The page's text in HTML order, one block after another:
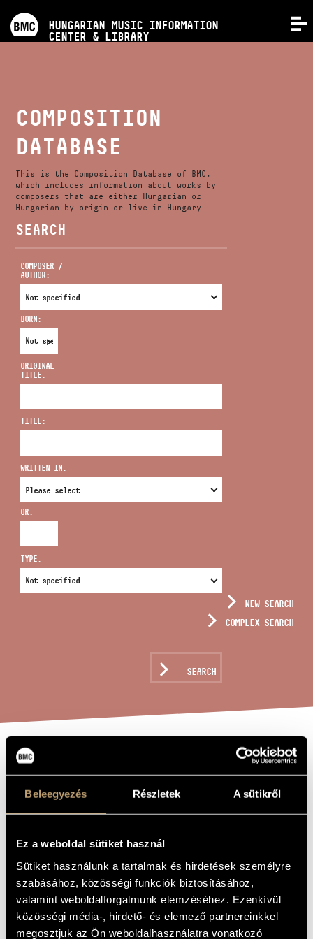
Beleegyezés Részletek A sütikről
Ez a weboldal sütiket használ
Sütiket használunk a tartalmak és hirdetések személyre
szabásához, közösségi funkciók biztosításához,
valamint weboldalforgalmunk elemzéséhez. Ezenkívül
közösségi média-, hirdető- és elemező partnereinkkel
megosztjuk az Ön weboldalhasználatra vonatkozó
HUNGARIAN MUSIC INFORMATION
CENTER & LIBRARY
RELEASES
ABOUT US
VIDEO GALLERY
ADDRESS
infokozpont@bmc.hu
PHONE
OPENING HOURS
COMPOSITION
DATABASE
This is the Composition Database of BMC,
which includes information about works by
composers that are either Hungarian or
Hungarian by origin or live in Hungary.
SEARCH
COMPOSER /
AUTHOR:
BORN:
ORIGINAL
TITLE:
TITLE:
WRITTEN IN:
OR:
TYPE:
NEW SEARCH
COMPLEX SEARCH
SEARCH
GAMES III/27 -
HOMMAGE À
FARKAS FERENC
(4)
(ADORATION,
ADORATION,
ACCURSED
DESOLATION...)